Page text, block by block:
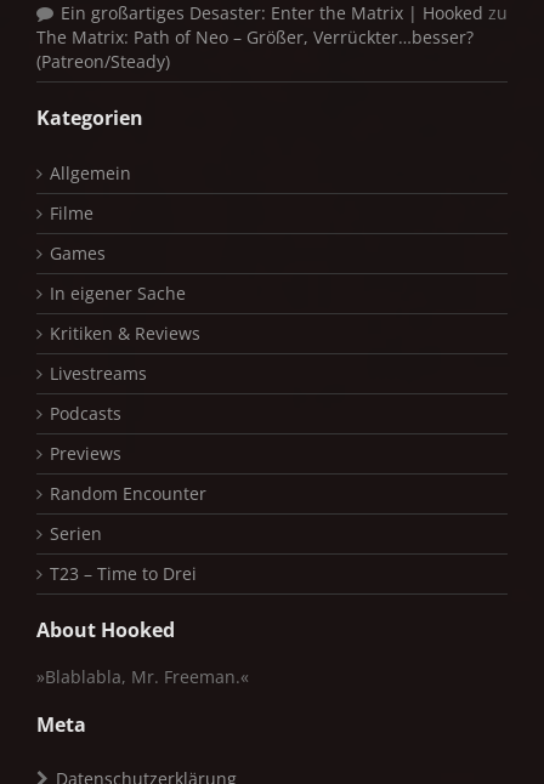
Ein großartiges Desaster: Enter the Matrix | Hooked zu
The Matrix: Path of Neo – Größer, Verrückter…besser?
(Patreon/Steady)
Kategorien
Allgemein
Filme
Games
In eigener Sache
Kritiken & Reviews
Livestreams
Podcasts
Previews
Random Encounter
Serien
T23 – Time to Drei
About Hooked
»Blablabla, Mr. Freeman.«
Meta
Datenschutzerklärung